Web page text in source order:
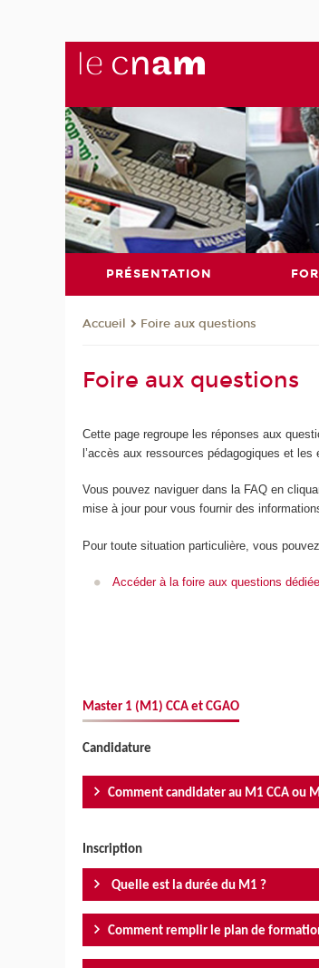
PRÉSENTATION
Accueil Foire aux questions
Foire aux questions
Cette page regroupe les réponses aux
l’accès aux ressources pédagogiques et les
Vous pouvez naviguer dans la FAQ en
mise à jour pour vous fournir des
Pour toute situation particulière, vous
Accéder à la foire aux questions
Master 1 (M1) CCA et CGAO
Candidature
Comment candidater au M1 CCA ou
Inscription
Quelle est la durée du M1 ?
Comment remplir le plan de